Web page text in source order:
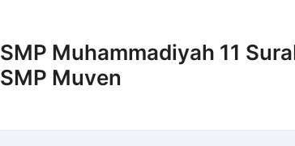
SMP Muhammadiyah 11
SMP Muven